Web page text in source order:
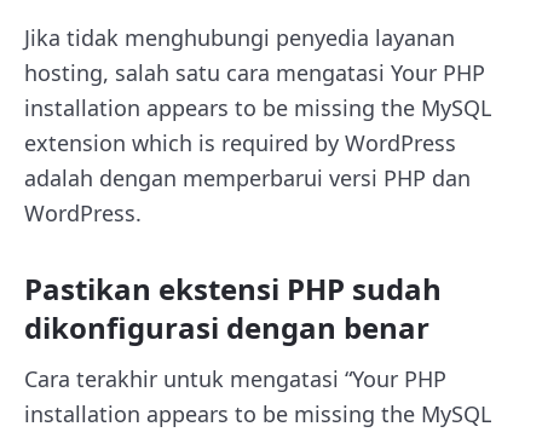
Jika tidak menghubungi penyedia layanan
hosting, salah satu cara mengatasi Your PHP
installation appears to be missing the MySQL
extension which is required by WordPress
adalah dengan memperbarui versi PHP dan
WordPress.
Pastikan ekstensi PHP sudah
dikonfigurasi dengan benar
Cara terakhir untuk mengatasi “Your PHP
installation appears to be missing the MySQL